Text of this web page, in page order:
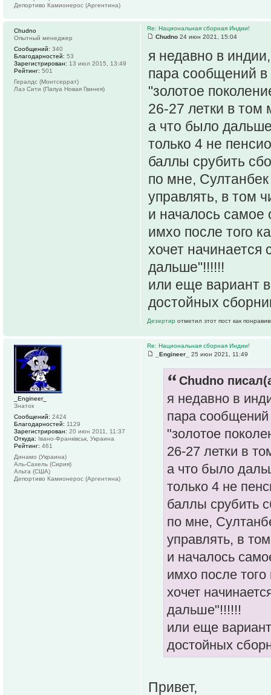
Депортиво Камионерос (Аргентина)
Re: Национальная сборная Индии!
Chudno 24 июн 2021, 15:04
я недавно в
пара сообщений в
"золотое
26-27 летки в том
а что было
только 4 не
баллы срубить
по мне,
управлять, в том
и началось самое
имхо после того
хочет начинается
дальше"!!!!!!
или еще вариант
достойных
Дезертир отметил этот пост как
Chudno
Опытный менеджер
Сообщений: 340
Благодарностей: 53
Зарегистрирован: 13 июл 2015, 13:49
Рейтинг: 501
Гералдс (Монтсеррат)
Лаэ Сити (Папуа Новая Гвинея)
Re: Национальная сборная Индии!
_Engineer_
25 июн 2021, 11:49
Chudno
я недавно в
пара
"золотое
26-27 летки в
а что было
только 4 не
баллы срубить
по мне,
управлять, в
и началось
имхо после
хочет
дальше"!!!!!!
или еще
достойных
Привет,
_Engineer_
Знаток
Сообщений: 2424
Благодарностей: 1129
Зарегистрирован: 20 июн 2011, 11:37
Откуда: Івано-Франківськ, Украина
Рейтинг: 461
Динамо (Украина)
Аль-Сахель (Сирия)
Альта (США)
Депортиво Камионерос (Аргентина)